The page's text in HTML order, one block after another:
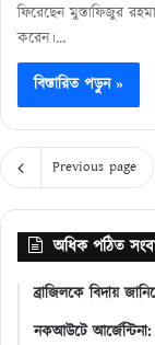
ফিরেছেন মুস্তাফিজুর
করেন।…
বিস্তারিত পড়ুন »
Previous page
অধিক পঠিত
ব্রাজিলকে বিদায়
নকআউটে আর্জেন্টিনা: